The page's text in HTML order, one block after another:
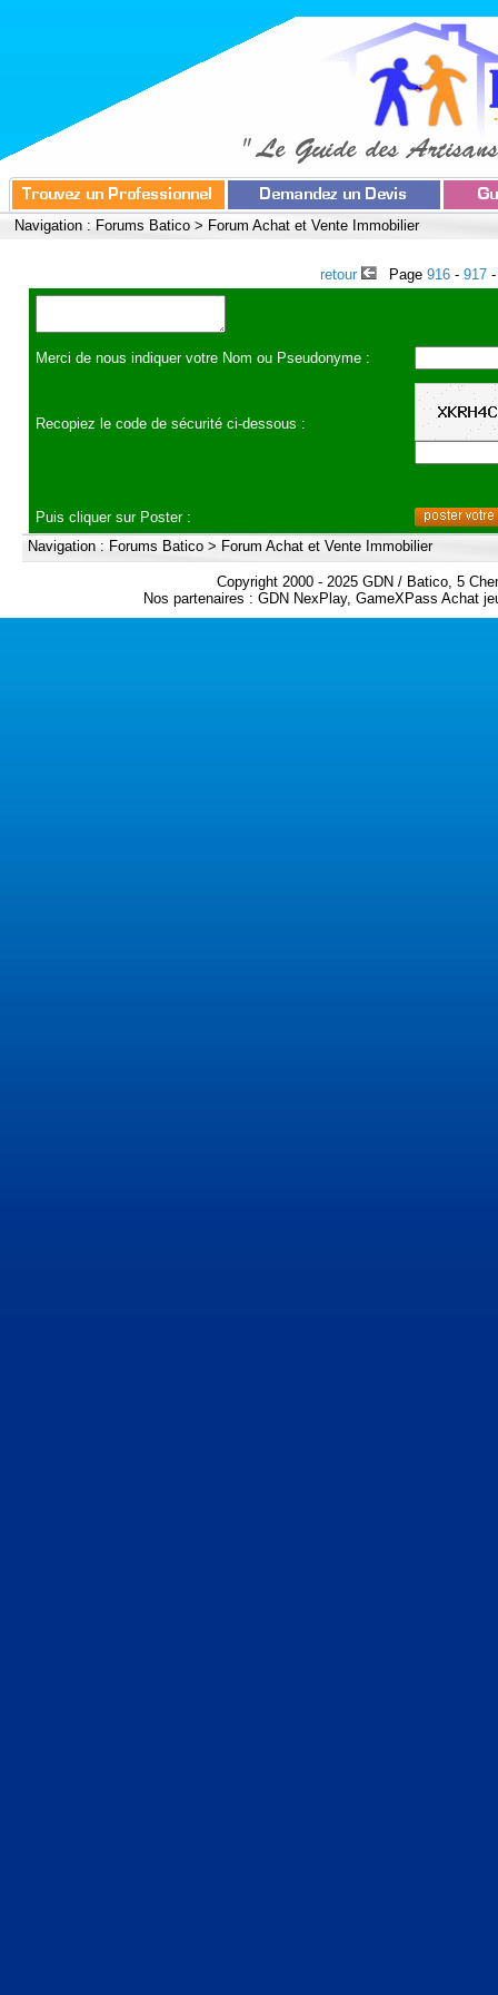
Navigation : Forums Batico > Forum Achat et Vente Immobilier
retour Page 916 - 917
Merci de nous indiquer votre Nom ou Pseudonyme :
Recopiez le code de sécurité ci-dessous :
Puis cliquer sur Poster :
Navigation : Forums Batico > Forum Achat et Vente Immobilier
Copyright 2000 - 2025 GDN / Batico, 5
Nos partenaires : GDN NexPlay, GameXPass Achat